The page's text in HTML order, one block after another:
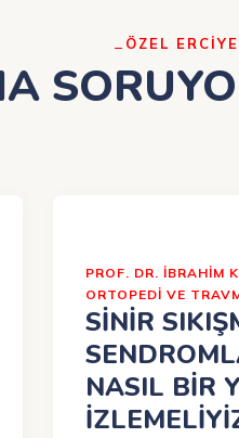
ÖZEL
PROF. DR. İBRAHIM
ORTOPEDİ VE
SİNİR
NASIL BİR